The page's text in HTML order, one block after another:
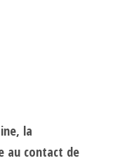
la
au contact de